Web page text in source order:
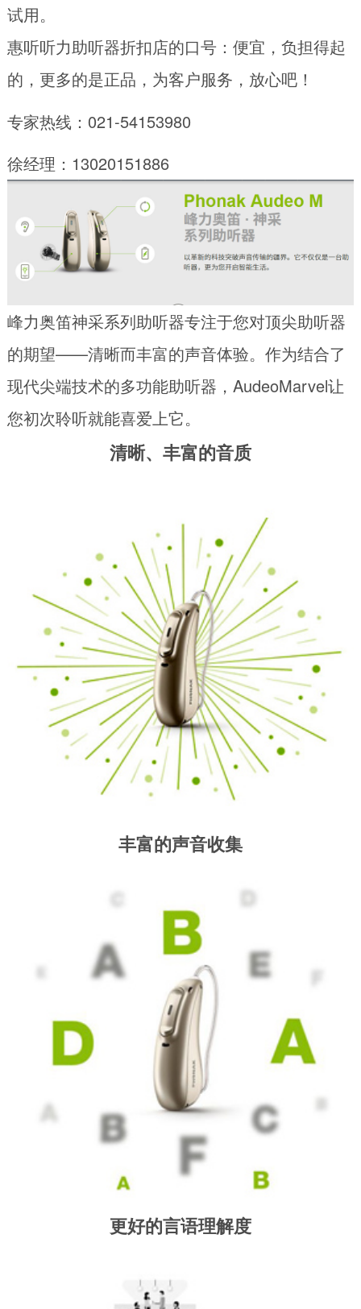
试用。
惠听听力助听器折扣店的口号：便宜，负担得起
的，更多的是正品，为客户服务，放心吧！
专家热线：021-54153980
徐经理：13020151886
峰力奥笛神采系列助听器专注于您对顶尖助听器
的期望——清晰而丰富的声音体验。作为结合了
现代尖端技术的多功能助听器，AudeoMarvel让
您初次聆听就能喜爱上它。
清晰、丰富的音质
丰富的声音收集
更好的言语理解度